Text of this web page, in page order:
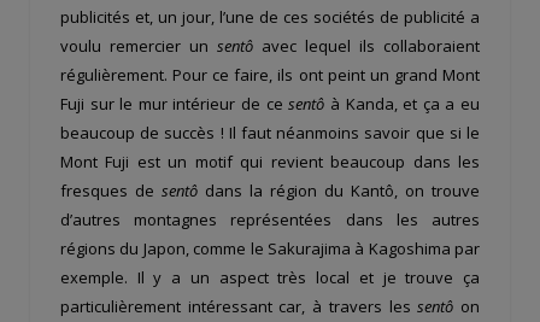
publicités et, un jour, l’une de ces sociétés de publicité a
voulu remercier un sentô avec lequel ils collaboraient
régulièrement. Pour ce faire, ils ont peint un grand Mont
Fuji sur le mur intérieur de cesentô à Kanda, et ça a eu
beaucoup de succès ! Il faut néanmoins savoir que si le
Mont Fuji est un motif qui revient beaucoup dans les
fresques de sentô dans la région du Kantô, on trouve
d’autres montagnes représentées dans les autres
régions du Japon, comme le Sakurajima à Kagoshima par
exemple. Il y a un aspect très local et je trouve ça
particulièrement intéressant car, à travers lessentô on